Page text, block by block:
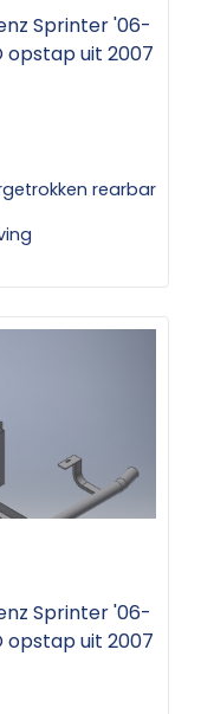
Sprinter '06-
opstap uit 2007
rearbar
Sprinter '06-
opstap uit 2007